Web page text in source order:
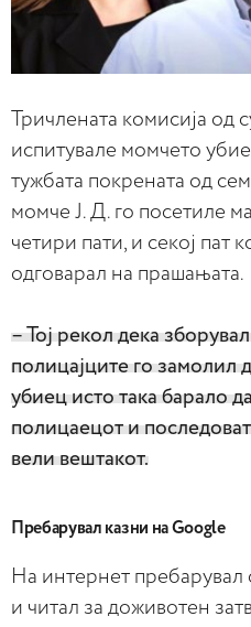
Тричлената комисија од
испитувале момчето
тужбата покрената од
момче Ј. Д. го посетиле
четири пати, и секој пат
одговарал на прашањата.
– Тој рекол дека
полицајците го замолил
убиец исто така барало
полицаецот и
вели вештакот.
Пребарувал казни на Google
На интернет пребарувал
и читал за доживотен